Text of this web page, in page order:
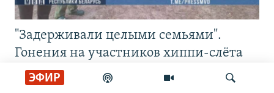
ЭФИР
"Задерживали целыми семьями".
Гонения на участников хиппи-слёта